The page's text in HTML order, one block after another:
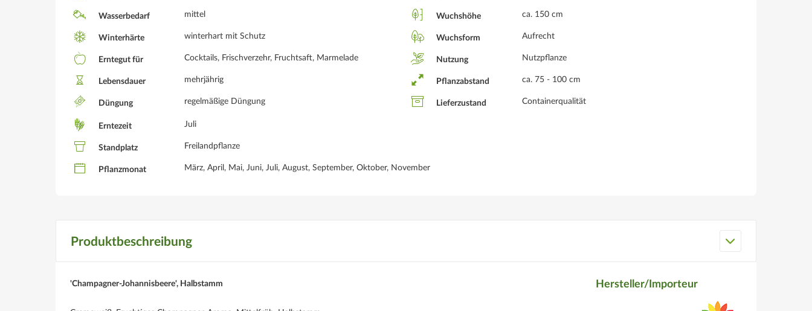
Wasserbedarf mittel Wuchshöhe ca. 150 cm
Winterhärte winterhart mit Schutz Wuchsform Aufrecht
Erntegut für Cocktails, Frischverzehr, Fruchtsaft, Marmelade Nutzung Nutzpflanze
Lebensdauer mehrjährig Pflanzabstand ca. 75 - 100 cm
Düngung regelmäßige Düngung Lieferzustand Containerqualität
Erntezeit Juli
Standplatz Freilandpflanze
Pflanzmonat März, April, Mai, Juni, Juli, August, September, Oktober, November
Produktbeschreibung
'Champagner-Johannisbeere', Halbstamm Hersteller/Importeur